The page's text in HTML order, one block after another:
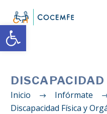
Inicio
Infórmate
Discapacidad Física y
Abrir barra de herramientas